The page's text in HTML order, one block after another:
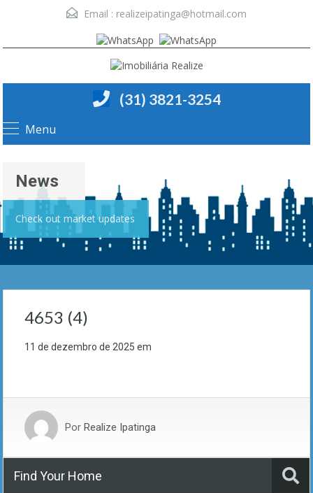
Email : realizeipatinga@hotmail.com
(31) 3821-3254
Menu
News
Check out market updates
4653 (4)
11 de dezembro de 2025 em
Por Realize Ipatinga
Find Your Home